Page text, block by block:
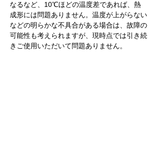
なるなど、10℃ほどの温度差であれば、熱
成形には問題ありません。温度が上がらない
などの明らかな不具合がある場合は、故障の
可能性も考えられますが、現時点では引き続
きご使用いただいて問題ありません。